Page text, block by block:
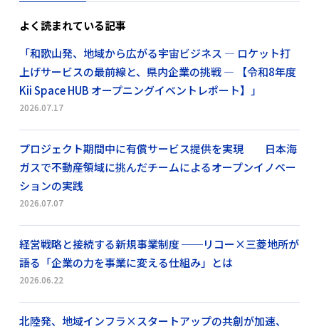
よく読まれている記事
「和歌山発、地域から広がる宇宙ビジネス ― ロケット打
上げサービスの最前線と、県内企業の挑戦 ― 【令和8年度
Kii Space HUB オープニングイベントレポート】」
2026.07.17
プロジェクト期間中に有償サービス提供を実現 日本海
ガスで不動産領域に挑んだチームによるオープンイノベー
ションの実践
2026.07.07
経営戦略と接続する新規事業制度 ──リコー×三菱地所が
語る「企業の力を事業に変える仕組み」とは
2026.06.22
北陸発、地域インフラ×スタートアップの共創が加速、